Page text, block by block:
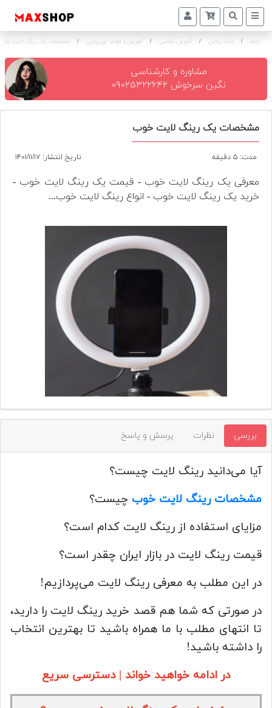
دوربین
و
تجهیزات
و
اکسسوری
دست
خرید
لیست
قیمت
دوربین
بله
خانه / مکث پلاس / آموزش عکاسی / آموزش و قواعد نورپردازی / مشخصات یک رینگ لایت
مشاوره و کارشناسی
نگین سرخوش ۰۹۰۲۵۳۲۲۶۴۲
مشخصات یک رینگ لایت خوب
مدت: ۵ دقیقه تاریخ انتشار: ۱۴۰۱/۱۱/۱۷
معرفی یک رینگ لایت خوب - قیمت یک رینگ لایت خوب -
خرید یک رینگ لایت خوب - انواع رینگ لایت خوب...
بررسی نظرات پرسش و پاسخ
آیا می‌دانید رینگ لایت چیست؟
مشخصات رینگ لایت خوب چیست؟
مزایای استفاده از رینگ لایت کدام است؟
قیمت رینگ لایت در بازار ایران چقدر است؟
در این مطلب به معرفی رینگ لایت می‌پردازیم!
در صورتی که شما هم قصد خرید رینگ لایت را دارید،
تا انتهای مطلب با ما همراه باشید تا بهترین انتخاب
را داشته باشید!
در ادامه خواهید خواند | دسترسی سریع